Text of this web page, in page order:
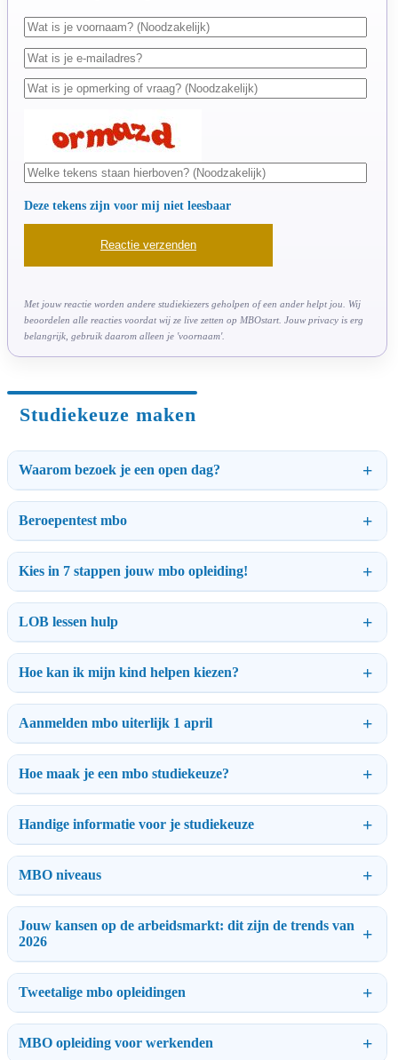
Deze tekens zijn voor mij niet leesbaar
Met jouw reactie worden andere studiekiezers geholpen of een ander helpt jou. Wij
beoordelen alle reacties voordat wij ze live zetten op MBOstart. Jouw privacy is erg
belangrijk, gebruik daarom alleen je 'voornaam'.
Studiekeuze maken
Waarom bezoek je een open dag?
Beroepentest mbo
Kies in 7 stappen jouw mbo opleiding!
LOB lessen hulp
Hoe kan ik mijn kind helpen kiezen?
Aanmelden mbo uiterlijk 1 april
Hoe maak je een mbo studiekeuze?
Handige informatie voor je studiekeuze
MBO niveaus
Jouw kansen op de arbeidsmarkt: dit zijn de trends van
2026
Tweetalige mbo opleidingen
MBO opleiding voor werkenden